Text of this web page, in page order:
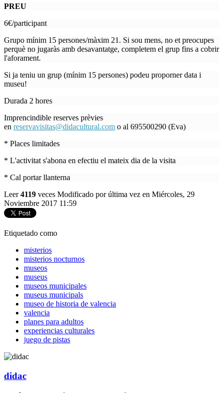
PREU
6€/participant
Grupo mínim 15 persones/màxim 21. Si sou mens, no et preocupes
perquè no jugaràs amb desavantatge, completem el grup fins a cobrir
l'aforament.
Si ja teniu un grup (mínim 15 persones) podeu proporner data i
museu!
Durada 2 hores
Imprencindible reserves prèvies
en reservavisitas@didacultural.com o al 695500290 (Eva)
* Places limitades
* L'activitat s'abona en efectiu el mateix dia de la visita
* Cal portar llanterna
Leer4119 veces Modificado por última vez en Miércoles, 29
Noviembre 2017 11:59
Etiquetado como
misterios
misterios nocturnos
museos
museus
museos municipales
museus municipals
museo de historia de valencia
valencia
planes para adultos
experiencias culturales
juego de pistas
didac